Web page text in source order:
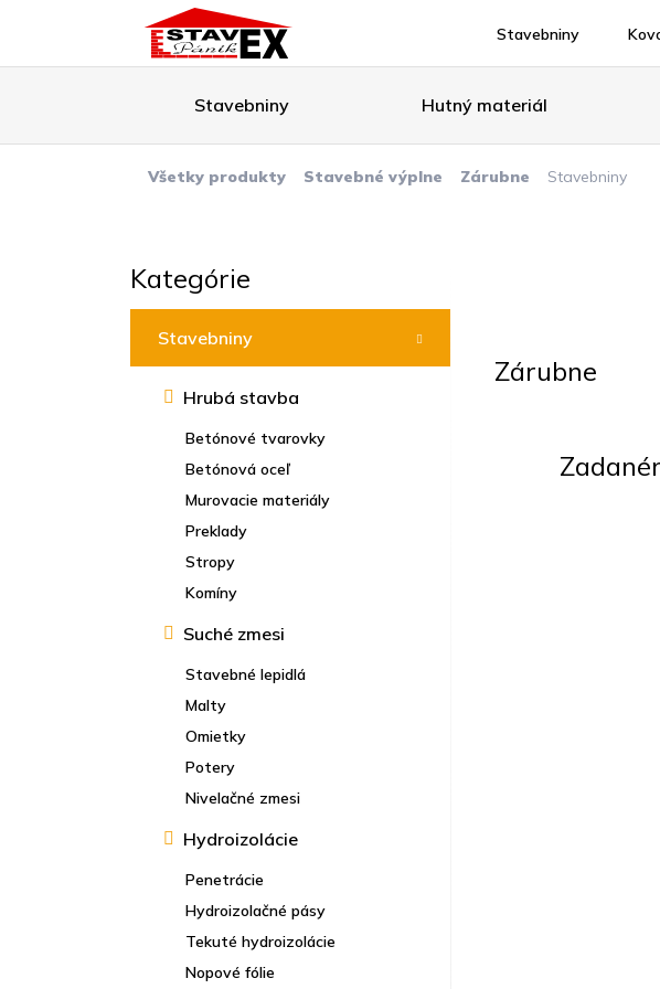
Stavebniny
Stavebniny Hutný materiál
Všetky produkty Stavebné výplne Zárubne Stavebniny
Kategórie
Stavebniny
Hrubá stavba
Betónové tvarovky
Betónová oceľ
Murovacie materiály
Preklady
Stropy
Komíny
Suché zmesi
Stavebné lepidlá
Malty
Omietky
Potery
Nivelačné zmesi
Hydroizolácie
Penetrácie
Hydroizolačné pásy
Tekuté hydroizolácie
Nopové fólie
Zárubne